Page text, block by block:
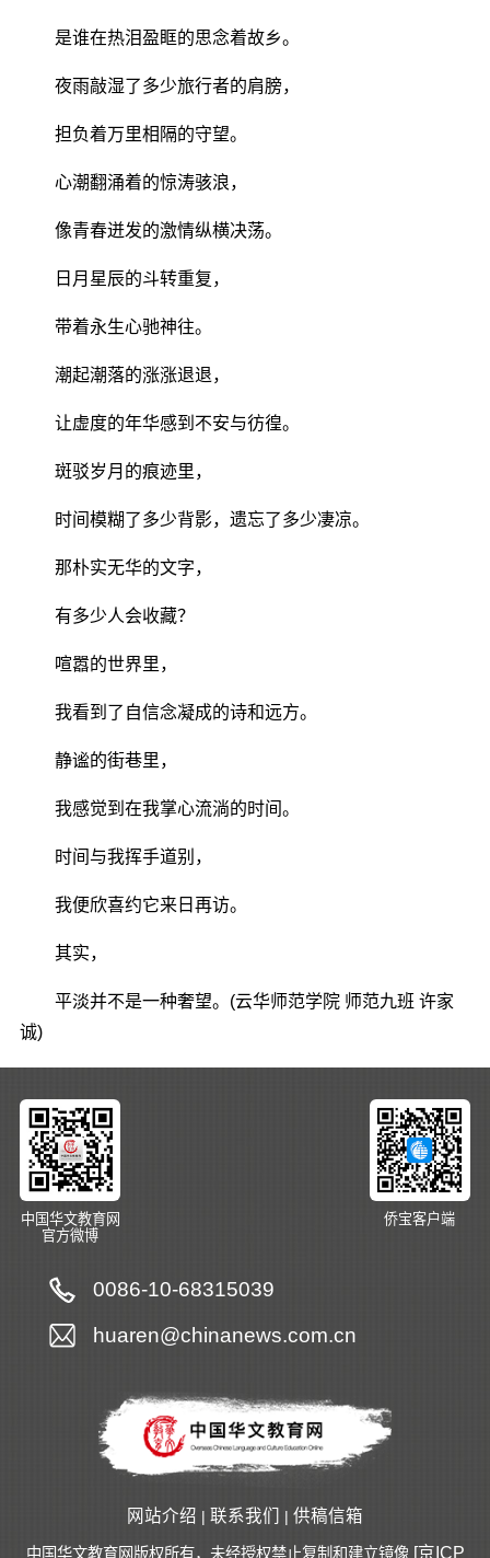
是谁在热泪盈眶的思念着故乡。
夜雨敲湿了多少旅行者的肩膀，
担负着万里相隔的守望。
心潮翻涌着的惊涛骇浪，
像青春迸发的激情纵横决荡。
日月星辰的斗转重复，
带着永生心驰神往。
潮起潮落的涨涨退退，
让虚度的年华感到不安与彷徨。
斑驳岁月的痕迹里，
时间模糊了多少背影，遗忘了多少凄凉。
那朴实无华的文字，
有多少人会收藏？
喧嚣的世界里，
我看到了自信念凝成的诗和远方。
静谧的街巷里，
我感觉到在我掌心流淌的时间。
时间与我挥手道别，
我便欣喜约它来日再访。
其实，
平淡并不是一种奢望。(云华师范学院 师范九班 许家
诚)
中国华文教育网
官方微博
侨宝客户端
0086-10-68315039
huaren@chinanews.com.cn
网站介绍 | 联系我们 | 供稿信箱
中国华文教育网版权所有，未经授权禁止复制和建立镜像 [京ICP